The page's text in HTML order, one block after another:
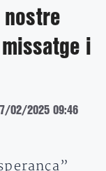
nostre
i
02/2025 09:46